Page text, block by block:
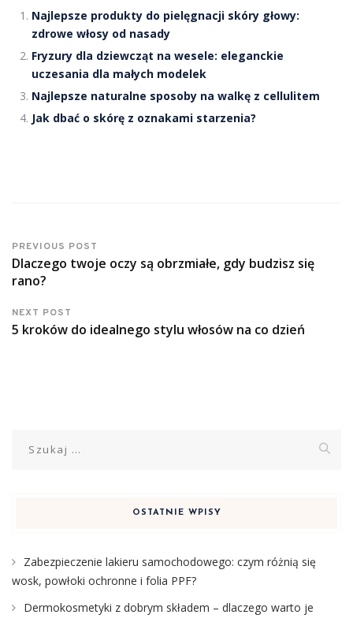
Najlepsze produkty do pielęgnacji skóry głowy:
zdrowe włosy od nasady
Fryzury dla dziewcząt na wesele: eleganckie
uczesania dla małych modelek
Najlepsze naturalne sposoby na walkę z cellulitem
Jak dbać o skórę z oznakami starzenia?
PREVIOUS POST
Dlaczego twoje oczy są obrzmiałe, gdy budzisz się
rano?
NEXT POST
5 kroków do idealnego stylu włosów na co dzień
OSTATNIE WPISY
Zabezpieczenie lakieru samochodowego: czym różnią się
wosk, powłoki ochronne i folia PPF?
Dermokosmetyki z dobrym składem – dlaczego warto je